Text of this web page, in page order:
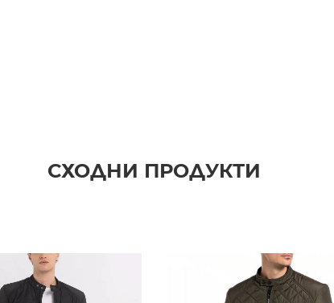
СХОДНИ ПРОДУКТИ